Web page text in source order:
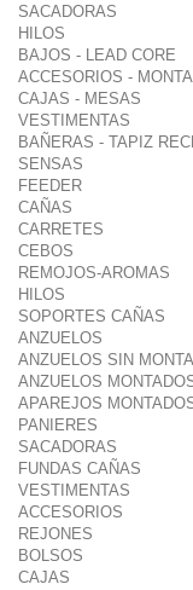
SACADORAS
HILOS
BAJOS - LEAD CORE
ACCESORIOS -
CAJAS - MESAS
VESTIMENTAS
BAÑERAS - TAPIZ
SENSAS
FEEDER
CAÑAS
CARRETES
CEBOS
REMOJOS-AROMAS
HILOS
SOPORTES CAÑAS
ANZUELOS
ANZUELOS SIN
ANZUELOS
APAREJOS
PANIERES
SACADORAS
FUNDAS CAÑAS
VESTIMENTAS
ACCESORIOS
REJONES
BOLSOS
CAJAS